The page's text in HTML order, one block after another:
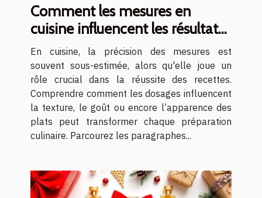
Comment les mesures en
cuisine influencent les résultats
des recettes ?
En cuisine, la précision des mesures est
souvent sous-estimée, alors qu'elle joue un
rôle crucial dans la réussite des recettes.
Comprendre comment les dosages influencent
la texture, le goût ou encore l’apparence des
plats peut transformer chaque préparation
culinaire. Parcourez les paragraphes...